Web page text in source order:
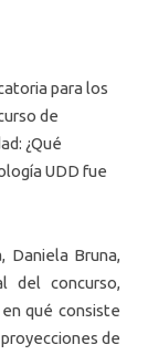
para los
de
¿Qué
UDD fue
Daniela Bruna,
del concurso,
qué consiste
de